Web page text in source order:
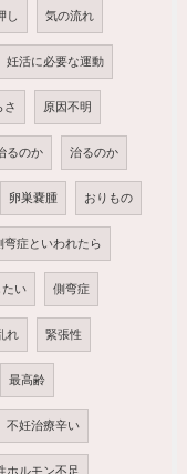
し 気の流れ
妊活に必要な運動
さ 原因不明
るのか 治るのか
卵巣嚢腫 おりもの
弯症といわれたら
たい 側弯症
れ 緊張性
最高齢
不妊治療辛い
ホルモン不足